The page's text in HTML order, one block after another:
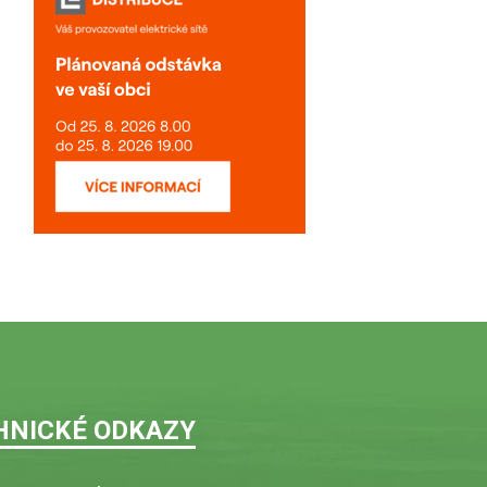
ODKAZY